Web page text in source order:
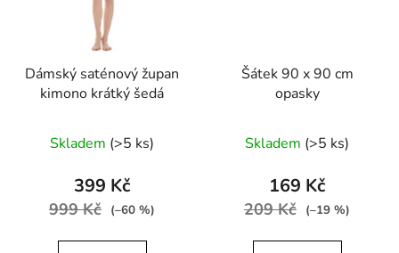
Dámský saténový župan
kimono krátký šedá
Skladem (>5 ks)
399 Kč
999 Kč (–60 %)
Šátek 90 x 90 cm
opasky
Skladem (>5 ks)
169 Kč
209 Kč (–19 %)